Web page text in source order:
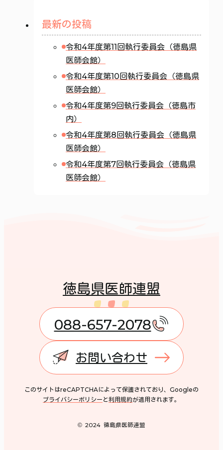
最新の投稿
令和4年度第11回執行委員会（徳島県
医師会館）
令和4年度第10回執行委員会（徳島県
医師会館）
令和4年度第9回執行委員会（徳島市
内）
令和4年度第8回執行委員会（徳島県
医師会館）
令和4年度第7回執行委員会（徳島県
医師会館）
徳島県医師連盟
088-657-2078
お問い合わせ
このサイトはreCAPTCHAによって保護されており、Googleの
プライバシーポリシー と利用規約が適用されます。
© 2024 徳島県医師連盟